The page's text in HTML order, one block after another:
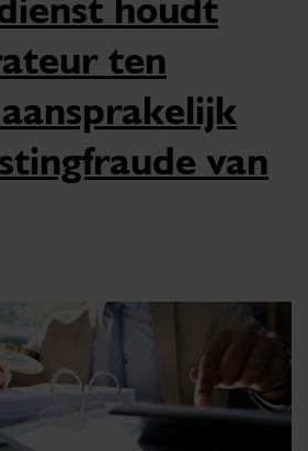
ten
van